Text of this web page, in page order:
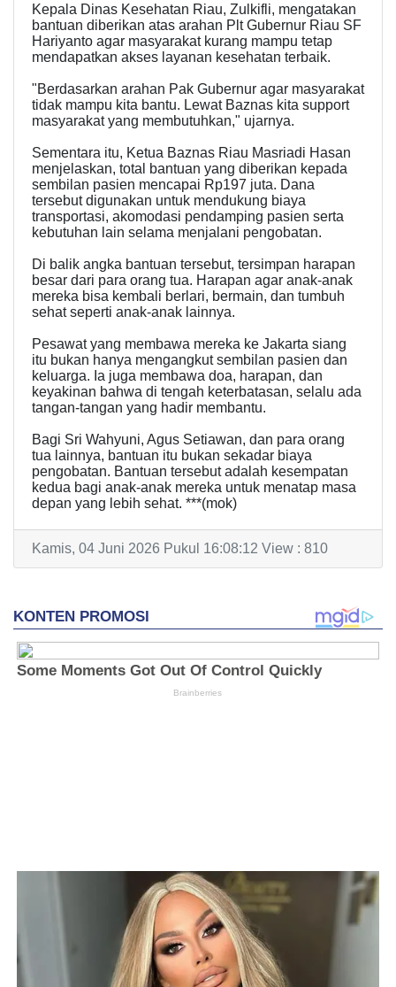
Kepala Dinas Kesehatan Riau, Zulkifli, mengatakan
bantuan diberikan atas arahan Plt Gubernur Riau SF
Hariyanto agar masyarakat kurang mampu tetap
mendapatkan akses layanan kesehatan terbaik.
"Berdasarkan arahan Pak Gubernur agar masyarakat
tidak mampu kita bantu. Lewat Baznas kita support
masyarakat yang membutuhkan," ujarnya.
Sementara itu, Ketua Baznas Riau Masriadi Hasan
menjelaskan, total bantuan yang diberikan kepada
sembilan pasien mencapai Rp197 juta. Dana
tersebut digunakan untuk mendukung biaya
transportasi, akomodasi pendamping pasien serta
kebutuhan lain selama menjalani pengobatan.
Di balik angka bantuan tersebut, tersimpan harapan
besar dari para orang tua. Harapan agar anak-anak
mereka bisa kembali berlari, bermain, dan tumbuh
sehat seperti anak-anak lainnya.
Pesawat yang membawa mereka ke Jakarta siang
itu bukan hanya mengangkut sembilan pasien dan
keluarga. Ia juga membawa doa, harapan, dan
keyakinan bahwa di tengah keterbatasan, selalu ada
tangan-tangan yang hadir membantu.
Bagi Sri Wahyuni, Agus Setiawan, dan para orang
tua lainnya, bantuan itu bukan sekadar biaya
pengobatan. Bantuan tersebut adalah kesempatan
kedua bagi anak-anak mereka untuk menatap masa
depan yang lebih sehat. ***(mok)
Kamis, 04 Juni 2026 Pukul 16:08:12 View : 810